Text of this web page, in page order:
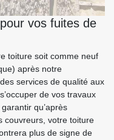
vos fuites de
toiture soit comme neuf
après notre
services de qualité aux
de vos travaux
qu’après
couvreurs, votre toiture
plus de signe de